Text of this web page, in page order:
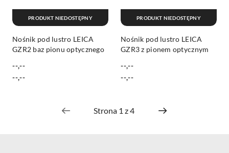
Nośnik pod lustro LEICA
GZR2 baz pionu optycznego
Cena:
--,--
Cena:
--,--
PRODUKT NIEDOSTĘPNY
Nośnik pod lustro LEICA
GZR3 z pionem optycznym
Cena:
--,--
Cena:
--,--
PRODUKT NIEDOSTĘPNY